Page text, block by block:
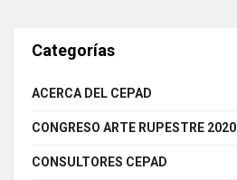
Categorías
ACERCA DEL CEPAD
CONGRESO ARTE RUPESTRE 2020
CONSULTORES CEPAD